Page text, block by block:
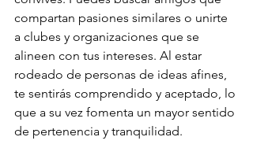
compartan pasiones similares o unirte
a clubes y organizaciones que se
alineen con tus intereses. Al estar
rodeado de personas de ideas afines,
te sentirás comprendido y aceptado, lo
que a su vez fomenta un mayor sentido
de pertenencia y tranquilidad.